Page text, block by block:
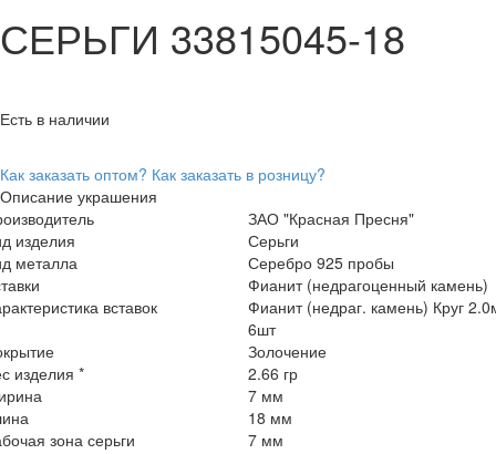
СЕРЬГИ 33815045-18
Есть в наличии
Как заказать оптом? Как заказать в розницу?
Описание украшения
ЗАО "Красная Пресня"
изделия
Серьги
металла
Серебро 925 пробы
Фианит (недрагоценный камень)
вставок
Фианит (недраг. камень) Круг
6шт
Золочение
изделия *
2.66 гр
7 мм
18 мм
зона серьги
7 мм